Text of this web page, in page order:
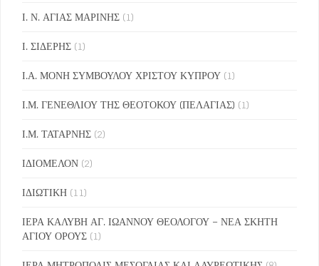
Ι. Ν. ΑΓΙΑΣ ΜΑΡΙΝΗΣ (1)
Ι. ΣΙΔΕΡΗΣ (1)
Ι.Α. ΜΟΝΗ ΣΥΜΒΟΥΛΟΥ ΧΡΙΣΤΟΥ ΚΥΠΡΟΥ (1)
Ι.Μ. ΓΕΝΕΘΛΙΟΥ ΤΗΣ ΘΕΟΤΟΚΟΥ (ΠΕΛΑΓΙΑΣ) (1)
Ι.Μ. ΤΑΤΑΡΝΗΣ (2)
ΙΔΙΟΜΕΛΟΝ (2)
ΙΔΙΩΤΙΚΗ (11)
ΙΕΡΑ ΚΑΛΥΒΗ ΑΓ. ΙΩΑΝΝΟΥ ΘΕΟΛΟΓΟΥ – ΝΕΑ ΣΚΗΤΗ
ΑΓΙΟΥ ΟΡΟΥΣ (1)